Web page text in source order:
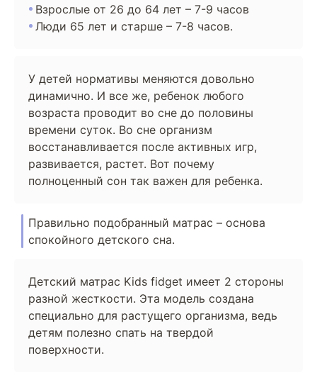
Взрослые от 26 до 64 лет – 7-9 часов
Люди 65 лет и старше – 7-8 часов.
У детей нормативы меняются довольно
динамично. И все же, ребенок любого
возраста проводит во сне до половины
времени суток. Во сне организм
восстанавливается после активных игр,
развивается, растет. Вот почему
полноценный сон так важен для ребенка.
Правильно подобранный матрас – основа
спокойного детского сна.
Детский матрас Kids fidget имеет 2 стороны
разной жесткости. Эта модель создана
специально для растущего организма, ведь
детям полезно спать на твердой
поверхности.